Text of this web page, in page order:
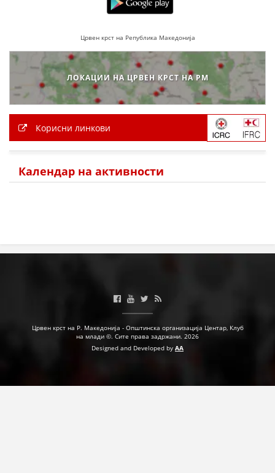
ДОГОВОРИ
ЗНАЧЕЊЕ НА СЛУЖБАТА ЗА БАРАЊЕ
ФОРМУЛАРИ ЗА БАРАЊА
ЗДРАВСТВЕНО ПРЕВЕНТИВНА ДЕЈНОСТ
ЗА НАС
Црвен крст на Република Македонија
ЛОКАЦИИ НА ЦРВЕН КРСТ НА РМ
Корисни линкови
Календар на активности
Црвен крст на Р. Македонија - Општинска организација Центар, Клуб
на млади ©. Сите права задржани. 2026
Designed and Developed by AA